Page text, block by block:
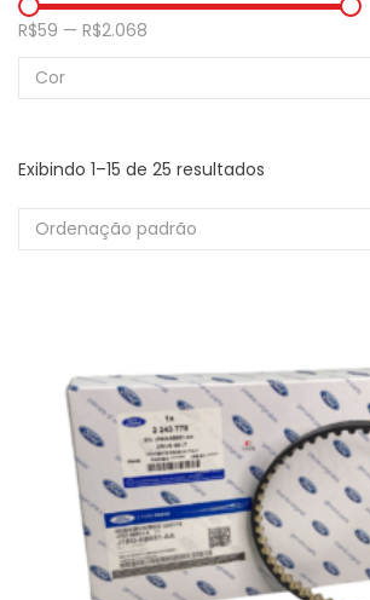
R$59 — R$2.068
Cor
Exibindo 1–15 de 25 resultados
Ordenação padrão